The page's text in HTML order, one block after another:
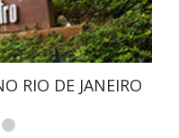
RIO DE JANEIRO